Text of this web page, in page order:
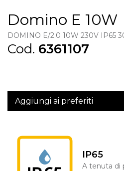
Domino E 10W
DOMINO E/2.0 10W 230V IP65
Cod. 6361107
Aggiungi ai preferiti
IP65
A tenuta di